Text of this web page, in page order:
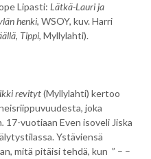
Lipasti: Lätkä-Lauri ja
henki, WSOY, kuv. Harri
Tippi, Myllylahti).
revityt(Myllylahti) kertoo
joka
. 17-vuotiaan Even isoveli Jiska
Ystäviensä
mitä pitäisi tehdä, kun ” – –